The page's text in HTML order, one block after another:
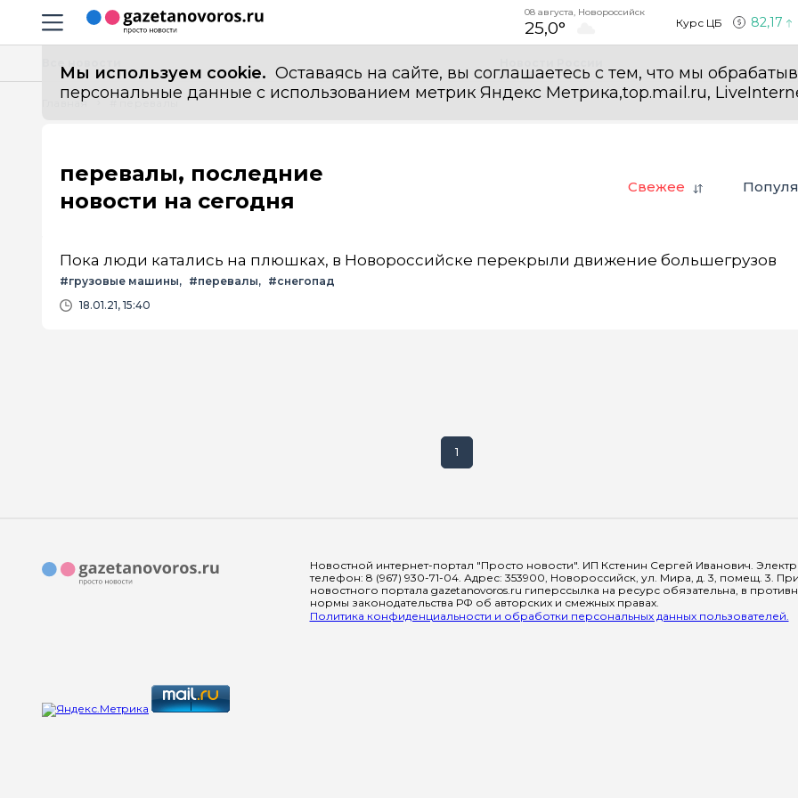
Навигация сайта
08 августа, Новороссийск
25,0° Курс ЦБ 82,17
Мы используем cookie. Оставаясь на сайте, вы соглашаетесь с тем, что мы
персональные данные с использованием метрик Яндекс Метрика,top.mail.ru,
Главная # перевалы
перевалы, последние
новости на сегодня
Свежее
Пока люди катались на плюшках, в Новороссийске перекрыли движение большегрузов
#грузовые машины #перевалы
#снегопад
18.01.21, 15:40
1
Новостной интернет-портал "Просто новости". ИП Кстенин Сергей Иванович.
телефон: 8 (967) 930-71-04. Адрес: 353900, Новороссийск, ул. Мира, д. 3, помещ. 3.
новостного портала gazetanovoros.ru гиперссылка на ресурс обязательна, в
нормы законодательства РФ об авторских и смежных правах.
Политика конфиденциальности и обработки персональных данных пользователей.